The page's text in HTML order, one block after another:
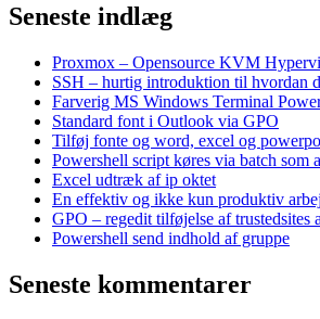
Seneste indlæg
Proxmox – Opensource KVM
SSH – hurtig introduktion til hvordan
Farverig MS Windows Terminal
Standard font i Outlook via GPO
Tilføj fonte og word, excel og
Powershell script køres via batch som
Excel udtræk af ip oktet
En effektiv og ikke kun produktiv
GPO – regedit tilføjelse af trustedsites
Powershell send indhold af gruppe
Seneste kommentarer